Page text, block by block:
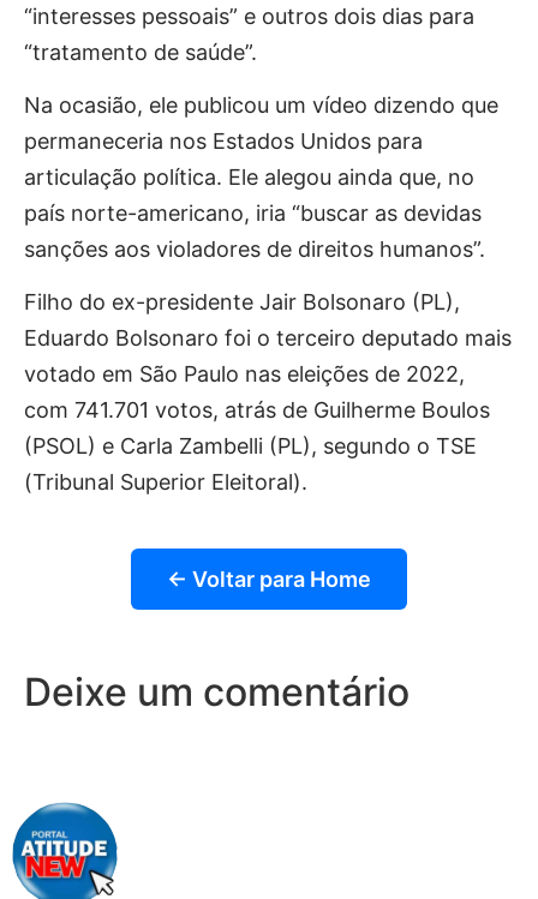
“interesses pessoais” e outros dois dias para
“tratamento de saúde”.
Na ocasião, ele publicou um vídeo dizendo que
permaneceria nos Estados Unidos para
articulação política. Ele alegou ainda que, no
país norte-americano, iria “buscar as devidas
sanções aos violadores de direitos humanos”.
Filho do ex-presidente Jair Bolsonaro (PL),
Eduardo Bolsonaro foi o terceiro deputado mais
votado em São Paulo nas eleições de 2022,
com 741.701 votos, atrás de Guilherme Boulos
(PSOL) e Carla Zambelli (PL), segundo o TSE
(Tribunal Superior Eleitoral).
← Voltar para Home
Deixe um comentário